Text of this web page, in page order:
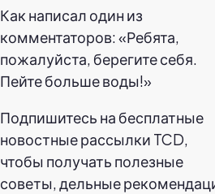
Как написал один из
комментаторов: «Ребята,
пожалуйста, берегите себя.
Пейте больше воды!»
Подпишитесь на бесплатные
новостные рассылки TCD,
чтобы получать полезные
советы, дельные